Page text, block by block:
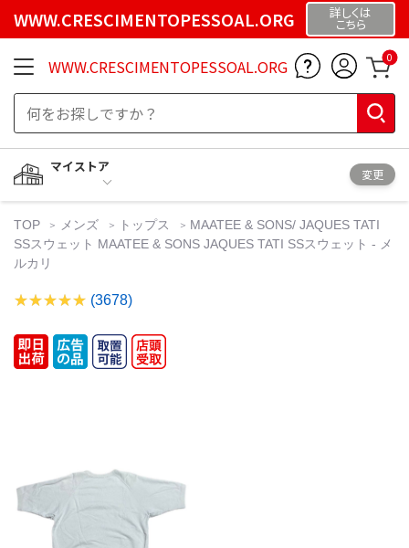
WWW.CRESCIMENTOPESSOAL.ORG 詳しくは
こちら
WWW.CRESCIMENTOPESSOAL.ORG 0
マイストア
変更
TOP メンズ トップス
MAATEE & SONS/ JAQUES TATI
SSスウェット MAATEE & SONS JAQUES TATI SSスウェット - メ
ルカリ
(3678)